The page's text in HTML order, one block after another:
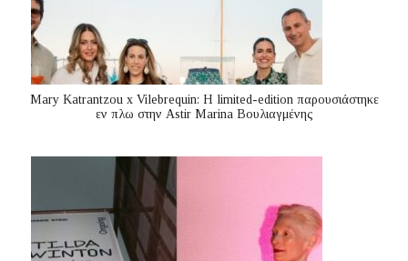
Mary Katrantzou x Vilebrequin: Η limited-edition παρουσιάστηκε
εν πλω στην Astir Marina Βουλιαγμένης